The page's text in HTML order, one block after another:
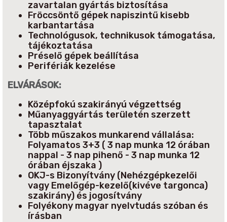
zavartalan gyártás biztosítása
Fröccsöntő gépek napiszintű kisebb
karbantartása
Technológusok, technikusok támogatása,
tájékoztatása
Préselő gépek beállítása
Perifériák kezelése
ELVÁRÁSOK:
Középfokú szakirányú végzettség
Műanyaggyártás területén szerzett
tapasztalat
Több műszakos munkarend vállalása:
Folyamatos 3+3 ( 3 nap munka 12 órában
nappal - 3 nap pihenő - 3 nap munka 12
órában éjszaka )
OKJ-s Bizonyítvány (Nehézgépkezelői
vagy Emelőgép-kezelő(kivéve targonca)
szakirány) és jogosítvány
Folyékony magyar nyelvtudás szóban és
írásban